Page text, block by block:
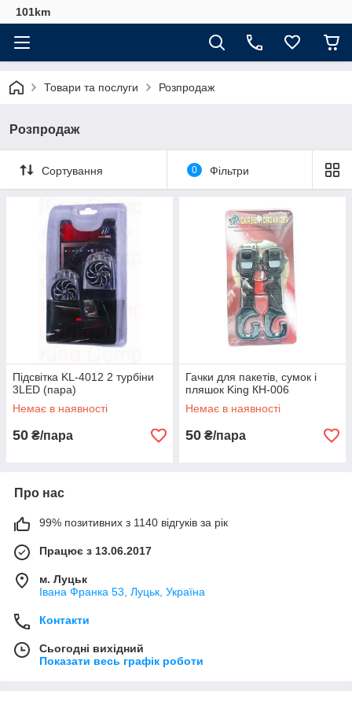
101km
Товари та послуги Розпродаж
Розпродаж
Сортування 0 Фільтри
Підсвітка KL-4012 2 турбіни
3LED (пара)
Немає в наявності
50 ₴/пара
Гачки для пакетів, сумок і
пляшок King КН-006
Немає в наявності
50 ₴/пара
Про нас
99% позитивних з 1140 відгуків за рік
Працює з 13.06.2017
м. Луцьк
Івана Франка 53, Луцьк, Україна
Контакти
Сьогодні вихідний
Показати весь графік роботи